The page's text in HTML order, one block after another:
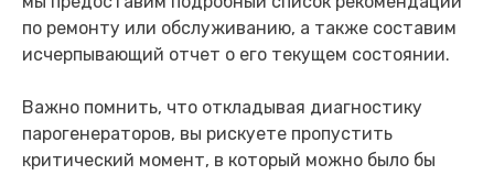
по ремонту или обслуживанию, а также составим
исчерпывающий отчет о его текущем состоянии.
Важно помнить, что откладывая диагностику
парогенераторов, вы рискуете пропустить
критический момент, в который можно было бы